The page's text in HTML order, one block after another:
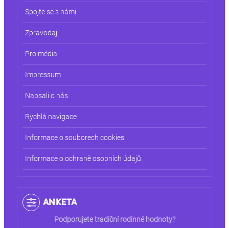
Spojte se s námi
Zpravodaj
Pro média
Impressum
Napsali o nás
Rychlá navigace
Informace o souborech cookies
Informace o ochraně osobních údajů
ANKETA
Podporujete tradiční rodinné hodnoty?